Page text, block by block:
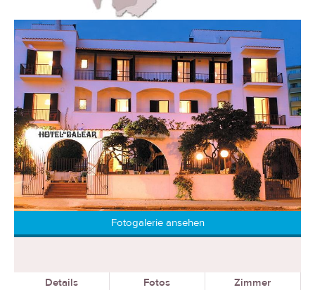
Fotogalerie ansehen
Details Fotos
Zimmer